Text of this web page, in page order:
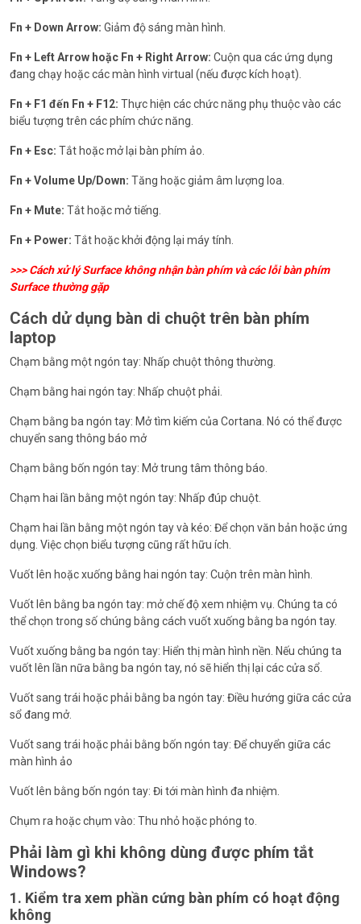
Fn + Down Arrow: Giảm độ sáng màn hình.
Fn + Left Arrow hoặc Fn + Right Arrow: Cuộn qua các ứng dụng
đang chạy hoặc các màn hình virtual (nếu được kích hoạt).
Fn + F1 đến Fn + F12: Thực hiện các chức năng phụ thuộc vào các
biểu tượng trên các phím chức năng.
Fn + Esc: Tắt hoặc mở lại bàn phím ảo.
Fn + Volume Up/Down: Tăng hoặc giảm âm lượng loa.
Fn + Mute: Tắt hoặc mở tiếng.
Fn + Power: Tắt hoặc khởi động lại máy tính.
>>>Cách xử lý Surface không nhận bàn phím và các lỗi bàn phím
Surface thường gặp
Cách dử dụng bàn di chuột trên bàn phím
laptop
Chạm bằng một ngón tay: Nhấp chuột thông thường.
Chạm bằng hai ngón tay: Nhấp chuột phải.
Chạm bằng ba ngón tay: Mở tìm kiếm của Cortana. Nó có thể được
chuyển sang thông báo mở
Chạm bằng bốn ngón tay: Mở trung tâm thông báo.
Chạm hai lần bằng một ngón tay: Nhấp đúp chuột.
Chạm hai lần bằng một ngón tay và kéo: Để chọn văn bản hoặc ứng
dụng. Việc chọn biểu tượng cũng rất hữu ích.
Vuốt lên hoặc xuống bằng hai ngón tay: Cuộn trên màn hình.
Vuốt lên bằng ba ngón tay: mở chế độ xem nhiệm vụ. Chúng ta có
thể chọn trong số chúng bằng cách vuốt xuống bằng ba ngón tay.
Vuốt xuống bằng ba ngón tay: Hiển thị màn hình nền. Nếu chúng ta
vuốt lên lần nữa bằng ba ngón tay, nó sẽ hiển thị lại các cửa sổ.
Vuốt sang trái hoặc phải bằng ba ngón tay: Điều hướng giữa các cửa
sổ đang mở.
Vuốt sang trái hoặc phải bằng bốn ngón tay: Để chuyển giữa các
màn hình ảo
Vuốt lên bằng bốn ngón tay: Đi tới màn hình đa nhiệm.
Chụm ra hoặc chụm vào: Thu nhỏ hoặc phóng to.
Phải làm gì khi không dùng được phím tắt
Windows?
1. Kiểm tra xem phần cứng bàn phím có hoạt động
không